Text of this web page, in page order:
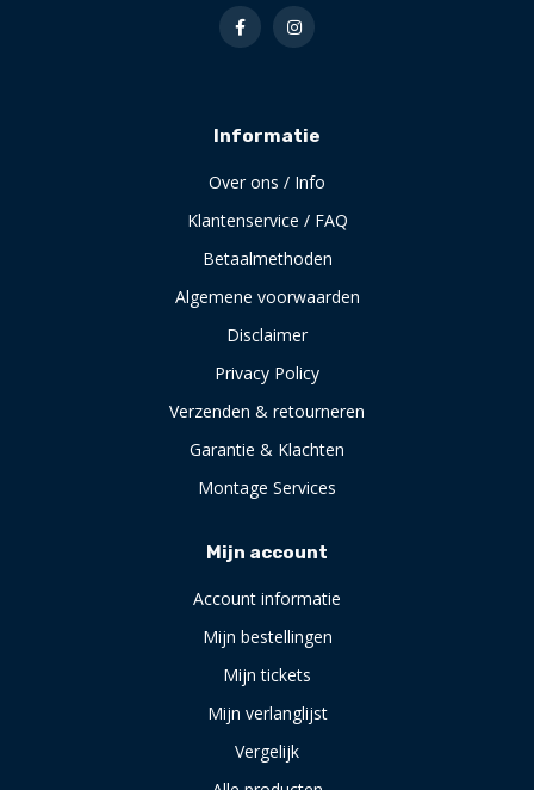
Informatie
Over ons / Info
Klantenservice / FAQ
Betaalmethoden
Algemene voorwaarden
Disclaimer
Privacy Policy
Verzenden & retourneren
Garantie & Klachten
Montage Services
Mijn account
Account informatie
Mijn bestellingen
Mijn tickets
Mijn verlanglijst
Vergelijk